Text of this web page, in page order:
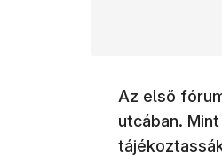
Az első
utcában.